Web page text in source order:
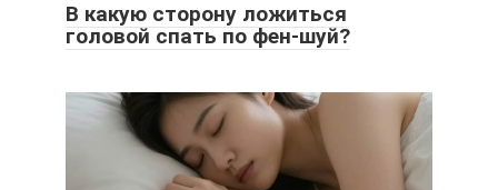
В какую сторону ложиться
головой спать по фен-шуй?